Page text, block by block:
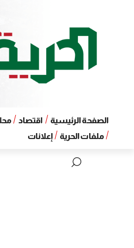
الصفحة الرئيسية اقتصاد
ملفات الحرية
إعلانات